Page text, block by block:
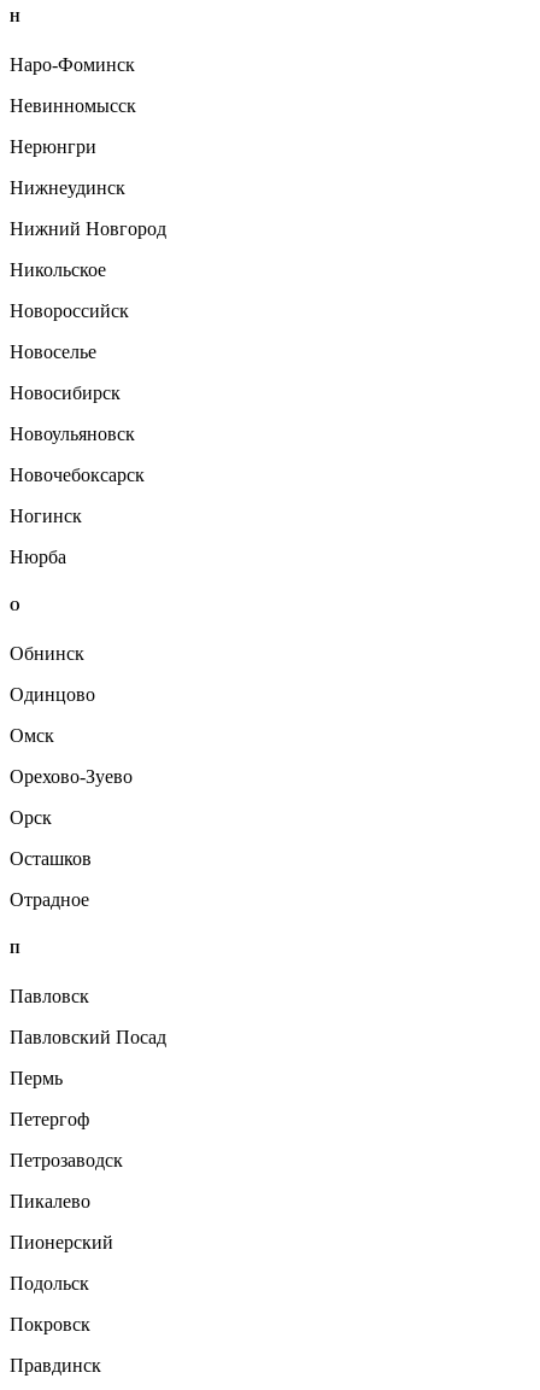
Н
Наро-Фоминск
Невинномысск
Нерюнгри
Нижнеудинск
Нижний Новгород
Никольское
Новороссийск
Новоселье
Новосибирск
Новоульяновск
Новочебоксарск
Ногинск
Нюрба
О
Обнинск
Одинцово
Омск
Орехово-Зуево
Орск
Осташков
Отрадное
П
Павловск
Павловский Посад
Пермь
Петергоф
Петрозаводск
Пикалево
Пионерский
Подольск
Покровск
Правдинск